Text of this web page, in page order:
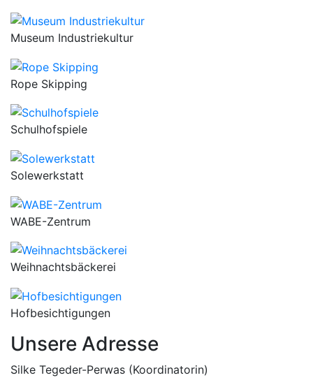
Museum Industriekultur
Rope Skipping
Schulhofspiele
Solewerkstatt
WABE-Zentrum
Weihnachtsbäckerei
Hofbesichtigungen
Unsere Adresse
Silke Tegeder-Perwas (Koordinatorin)